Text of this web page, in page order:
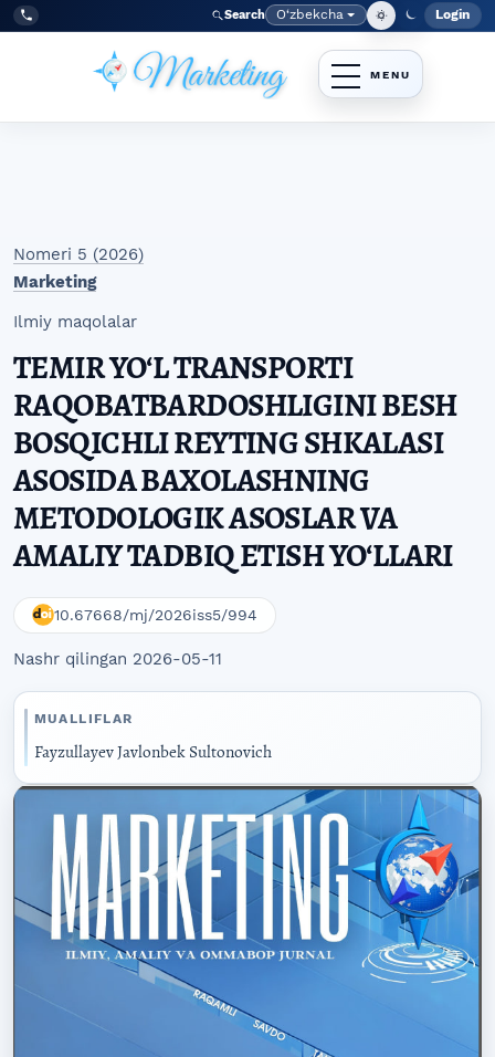
Skip to main navigation menu
Skip to main content
Skip to site footer
Tel:
+998977838464 Search Language
O‘zbekcha Login
Nomeri 5 (2026)
Marketing
Ilmiy maqolalar
TEMIR YOʻL TRANSPORTI
RAQOBATBARDOSHLIGINI BESH
BOSQICHLI REYTING SHKALASI
ASOSIDA BAXOLASHNING
METODOLOGIK ASOSLAR VA
AMALIY TADBIQ ETISH YOʻLLARI
10.67668/mj/2026iss5/994
Nashr qilingan 2026-05-11
MUALLIFLAR
Fayzullayev Javlonbek Sultonovich